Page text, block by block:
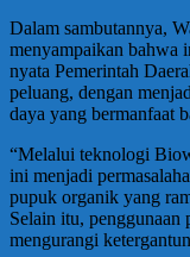
Dalam sambutannya,
menyampaikan bahwa
nyata Pemerintah
peluang, dengan
daya yang bermanfaat
“Melalui teknologi
ini menjadi
pupuk organik yang
Selain itu,
mengurangi